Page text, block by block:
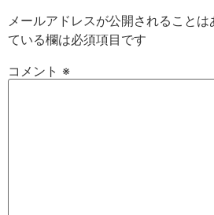
メールアドレスが公開されることは
ている欄は必須項目です
コメント ※